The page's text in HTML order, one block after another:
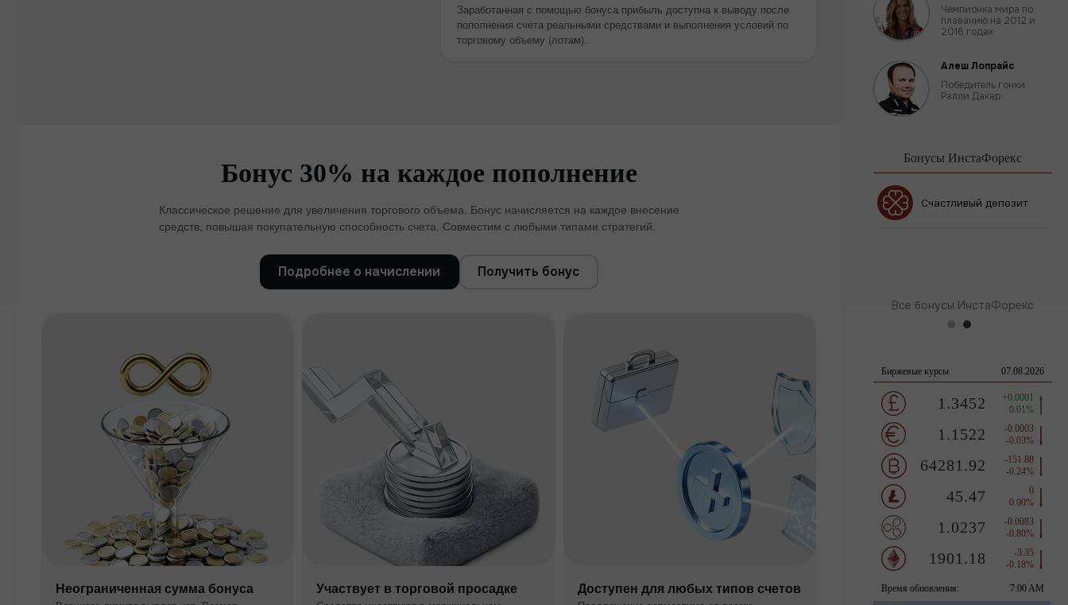
Заработанная с помощью бонуса прибыль доступна к выводу после
пополнения счета реальными средствами и выполнения условий по
торговому объему (лотам).
Бонус 30% на каждое пополнение
Классическое решение для увеличения торгового объема. Бонус начисляется на каждое внесение
средств, повышая покупательную способность счета. Совместим с любыми типами стратегий.
Подробнее о начислении Получить бонус
Неограниченная сумма бонуса Участвует в торговой просадке Доступен для любых типов счетов
Чемпионка мира по
плаванию на 2012 и
2016 годах
Алеш Лопрайс
Победитель гонки
Ралли Дакар.
Бонусы ИнстаФорекс
Бонус 30%
Все бонусы ИнстаФорекс